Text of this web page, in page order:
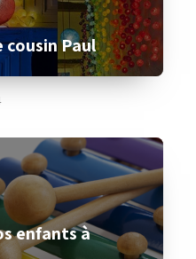
cousin Paul
enfants à